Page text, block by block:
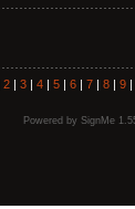
2| 3| 4| 5| 6| 7| 8| 9|
Powered by SignMe